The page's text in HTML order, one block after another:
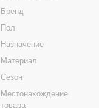
Бренд
Пол
Назначение
Материал
Сезон
Местонахождение
товара